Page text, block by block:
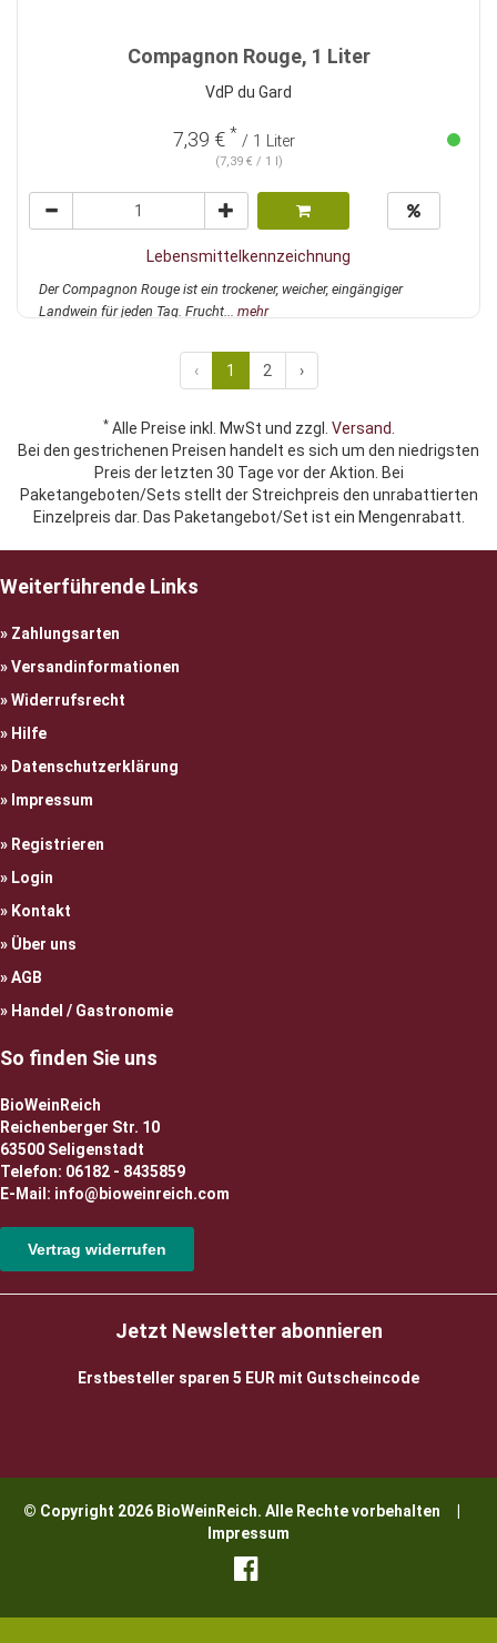
Compagnon Rouge, 1 Liter
VdP du Gard
7,39 € * / 1 Liter
(7,39 € / 1 l)
Lebensmittelkennzeichnung
Der Compagnon Rouge ist ein trockener, weicher, eingängiger
Landwein für jeden Tag. Frucht... mehr
‹ 1 2 ›
*Alle Preise inkl. MwSt und zzgl. Versand.
Bei den gestrichenen Preisen handelt es sich um den niedrigsten
Preis der letzten 30 Tage vor der Aktion. Bei
Paketangeboten/Sets stellt der Streichpreis den unrabattierten
Einzelpreis dar. Das Paketangebot/Set ist ein Mengenrabatt.
Weiterführende Links
Zahlungsarten
Versandinformationen
Widerrufsrecht
Hilfe
Datenschutzerklärung
Impressum
Registrieren
Login
Kontakt
Über uns
AGB
Handel / Gastronomie
So finden Sie uns
BioWeinReich
Reichenberger Str. 10
63500 Seligenstadt
Telefon: 06182 - 8435859
E-Mail: info@bioweinreich.com
Vertrag widerrufen
Jetzt Newsletter abonnieren
Erstbesteller sparen 5 EUR mit Gutscheincode
© Copyright 2026 BioWeinReich. Alle Rechte vorbehalten |
Impressum